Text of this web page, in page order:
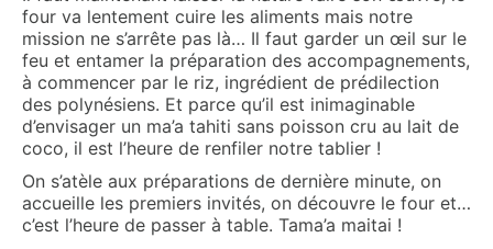
four va lentement cuire les aliments mais notre
mission ne s’arrête pas là… Il faut garder un œil sur le
feu et entamer la préparation des accompagnements,
à commencer par le riz, ingrédient de prédilection
des polynésiens. Et parce qu’il est inimaginable
d’envisager un ma’a tahiti sans poisson cru au lait de
coco, il est l’heure de renfiler notre tablier !
On s’atèle aux préparations de dernière minute, on
accueille les premiers invités, on découvre le four et…
c’est l’heure de passer à table. Tama’a maitai !